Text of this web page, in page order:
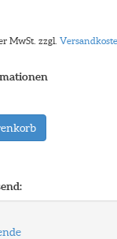
MwSt. zzgl.